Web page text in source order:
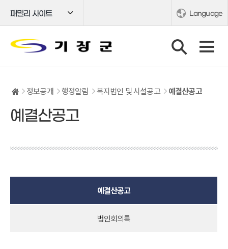
패밀리 사이트 Language
정보공개 행정알림 복지법인 및 시설공고 예결산공고
예결산공고
예결산공고
법인회의록